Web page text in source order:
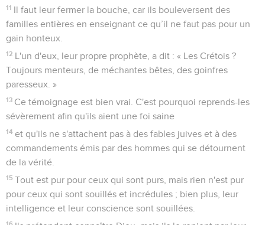
11 Il faut leur fermer la bouche, car ils bouleversent des
familles entières en enseignant ce qu’il ne faut pas pour un
gain honteux.
12 L'un d'eux, leur propre prophète, a dit : « Les Crétois ?
Toujours menteurs, de méchantes bêtes, des goinfres
paresseux. »
13 Ce témoignage est bien vrai. C'est pourquoi reprends-les
sévèrement afin qu'ils aient une foi saine
14 et qu'ils ne s'attachent pas à des fables juives et à des
commandements émis par des hommes qui se détournent
de la vérité.
15 Tout est pur pour ceux qui sont purs, mais rien n'est pur
pour ceux qui sont souillés et incrédules ; bien plus, leur
intelligence et leur conscience sont souillées.
16